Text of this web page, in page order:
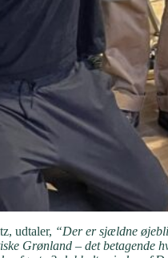
udtaler, “Der er sjældne
Grønland – det